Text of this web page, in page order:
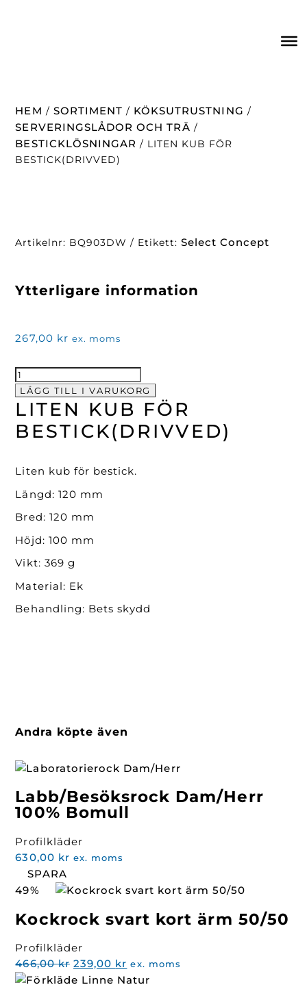
HEM / SORTIMENT / KÖKSUTRUSTNING /
SERVERINGSLÅDOR OCH TRÄ /
BESTICKLÖSNINGAR / LITEN KUB FÖR
BESTICK(DRIVVED)
LITEN KUB FÖR
BESTICK(DRIVVED)
Liten kub för bestick.
Längd: 120 mm
Bred: 120 mm
Höjd: 100 mm
Vikt: 369 g
Material: Ek
Behandling: Bets skydd
Artikelnr: BQ903DW Etikett: Select Concept
Ytterligare information
267,00 kr ex. moms
Liten
kub
för
mängd
LÄGG TILL I VARUKORG
Andra köpte även
Labb/Besöksrock Dam/Herr
100% Bomull
Profilkläder
630,00 kr ex. moms
SPARA
49%
Kockrock svart kort ärm 50/50
Profilkläder
466,00kr Det
ursprungliga
239,00 kr Det
nuvarande
ex. moms